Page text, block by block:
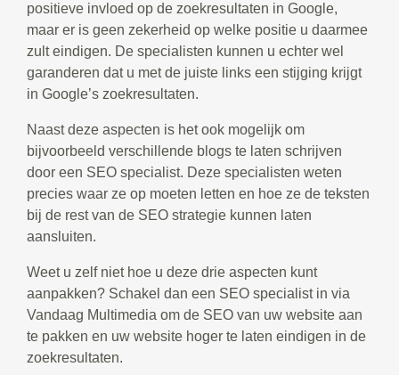
positieve invloed op de zoekresultaten in Google,
maar er is geen zekerheid op welke positie u daarmee
zult eindigen. De specialisten kunnen u echter wel
garanderen dat u met de juiste links een stijging krijgt
in Google’s zoekresultaten.
Naast deze aspecten is het ook mogelijk om
bijvoorbeeld verschillende blogs te laten schrijven
door een SEO specialist. Deze specialisten weten
precies waar ze op moeten letten en hoe ze de teksten
bij de rest van de SEO strategie kunnen laten
aansluiten.
Weet u zelf niet hoe u deze drie aspecten kunt
aanpakken? Schakel dan een SEO specialist in via
Vandaag Multimedia om de SEO van uw website aan
te pakken en uw website hoger te laten eindigen in de
zoekresultaten.